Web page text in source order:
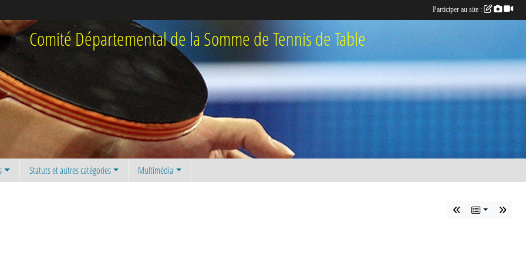
Comité Départemental de la Somme de Tennis de Table
Statuts et autres catégories Multimédia
Participer au site :